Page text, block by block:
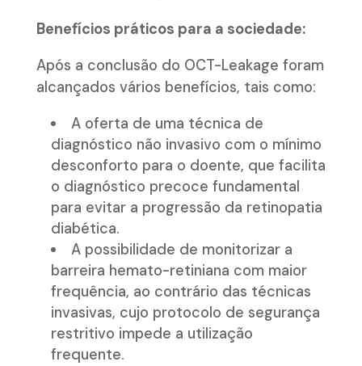
Benefícios práticos para a sociedade:
Após a conclusão do OCT-Leakage foram
alcançados vários benefícios, tais como:
A oferta de uma técnica de
diagnóstico não invasivo com o mínimo
desconforto para o doente, que facilita
o diagnóstico precoce fundamental
para evitar a progressão da retinopatia
diabética.
A possibilidade de monitorizar a
barreira hemato-retiniana com maior
frequência, ao contrário das técnicas
invasivas, cujo protocolo de segurança
restritivo impede a utilização
frequente.